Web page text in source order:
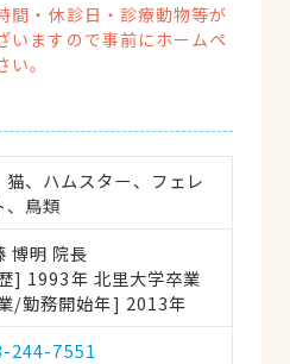
・休診日・診療動物等が
いますので事前にホームペ
。
猫、ハムスター、フェレ
、鳥類
博明 院長
] 1993年 北里大学卒業
/勤務開始年] 2013年
244-7551